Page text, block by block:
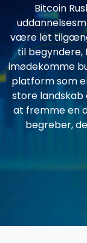
Bitcoin
være let
til begyndere,
imødekomme
platform som
store landskab
at fremme en
begreber,